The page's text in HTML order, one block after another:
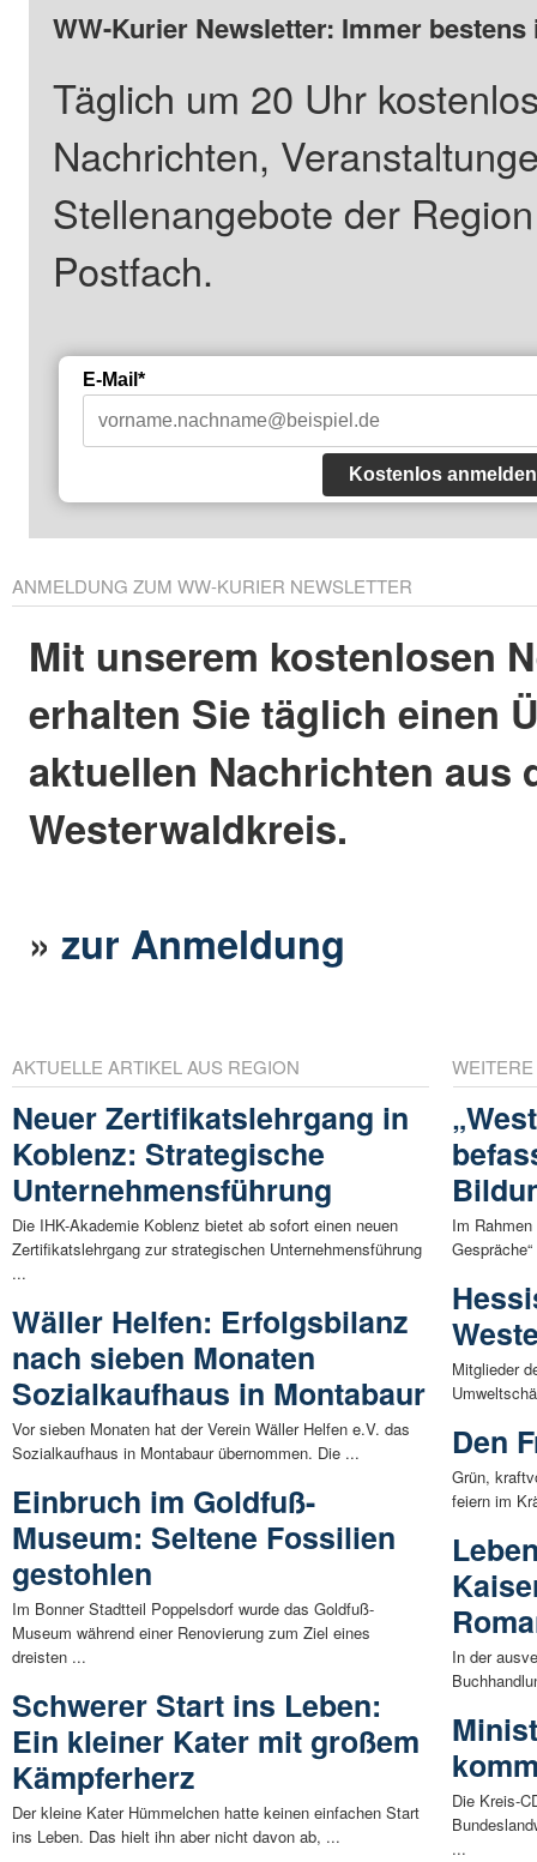
WW-Kurier Newsletter: Immer
Täglich um 20 Uhr
Nachrichten,
Stellenangebote der
Postfach.
E-Mail*
Kostenlos anmelden
ANMELDUNG ZUM WW-KURIER NEWSLETTER
Mit unserem kostenlosen
erhalten Sie täglich einen
aktuellen Nachrichten aus
Westerwaldkreis.
»zur Anmeldung
AKTUELLE ARTIKEL AUS REGION
Neuer Zertifikatslehrgang in
Koblenz: Strategische
Unternehmensführung
Die IHK-Akademie Koblenz bietet ab sofort einen neuen
Zertifikatslehrgang zur strategischen Unternehmensführung
...
Wäller Helfen: Erfolgsbilanz
nach sieben Monaten
Sozialkaufhaus in Montabaur
Vor sieben Monaten hat der Verein Wäller Helfen e.V. das
Sozialkaufhaus in Montabaur übernommen. Die ...
Einbruch im Goldfuß-
Museum: Seltene Fossilien
gestohlen
Im Bonner Stadtteil Poppelsdorf wurde das Goldfuß-
Museum während einer Renovierung zum Ziel eines
dreisten ...
Schwerer Start ins Leben:
Ein kleiner Kater mit großem
Kämpferherz
Der kleine Kater Hümmelchen hatte keinen einfachen Start
ins Leben. Das hielt ihn aber nicht davon ab, ...
Im
Mitglieder
Den
Grün,
feiern im
In der
Die Kreis-
...